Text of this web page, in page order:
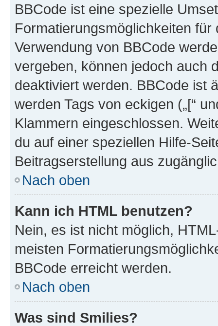
BBCode ist eine spezielle
Formatierungsmöglichkeiten
Verwendung von BBCode
vergeben, können jedoch auch
deaktiviert werden. BBCode ist
werden Tags von eckigen („[“
Klammern eingeschlossen.
du auf einer speziellen Hilfe-
Beitragserstellung aus
Nach oben
Kann ich HTML benutzen?
Nein, es ist nicht möglich,
meisten
BBCode erreicht werden.
Nach oben
Was sind Smilies?